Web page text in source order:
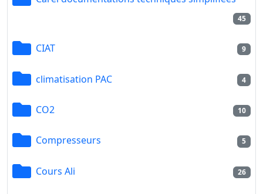
45
CIAT 9
climatisation PAC 4
CO2 10
Compresseurs 5
Cours Ali 26